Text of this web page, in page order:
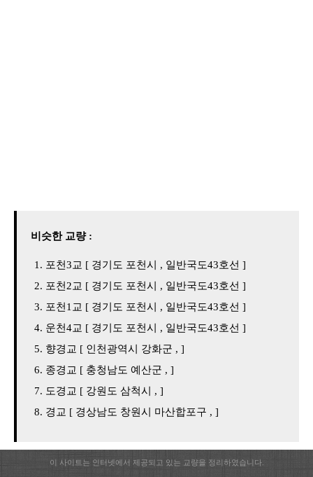
비슷한 교량 :
포천3교 [ 경기도 포천시 , 일반국도43호선 ]
포천2교 [ 경기도 포천시 , 일반국도43호선 ]
포천1교 [ 경기도 포천시 , 일반국도43호선 ]
운천4교 [ 경기도 포천시 , 일반국도43호선 ]
향경교 [ 인천광역시 강화군 , ]
종경교 [ 충청남도 예산군 , ]
도경교 [ 강원도 삼척시 , ]
경교 [ 경상남도 창원시 마산합포구 , ]
이 사이트는 인터넷에서 제공되고 있는 교량을 정리하였습니다.